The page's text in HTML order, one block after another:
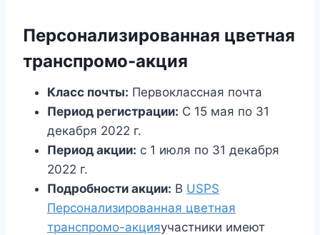
Персонализированная цветная
транспромо-акция
Класс почты: Первоклассная почта
Период регистрации: С 15 мая по 31
декабря 2022 г.
Период акции: с 1 июля по 31 декабря
2022 г.
Подробности акции: В USPS
Персонализированная цветная
транспромо-акцияучастники имеют